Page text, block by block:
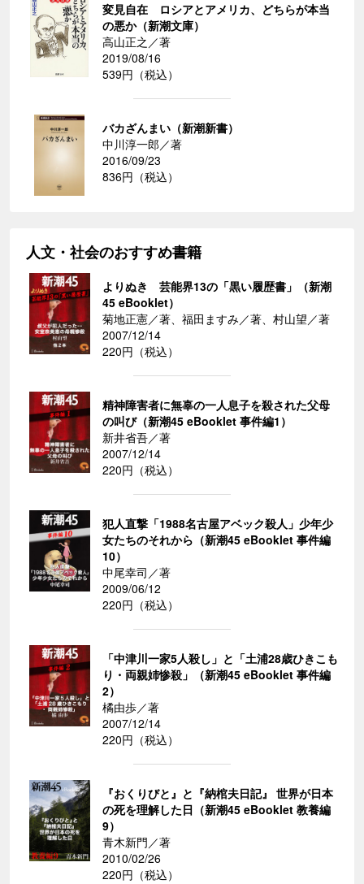
変見自在 ロシアとアメリカ、どちらが本当
の悪か（新潮文庫）
高山正之／著
2019/08/16
539円（税込）
バカざんまい（新潮新書）
中川淳一郎／著
2016/09/23
836円（税込）
人文・社会のおすすめ書籍
よりぬき 芸能界13の「黒い履歴書」（新潮
45 eBooklet）
菊地正憲／著、福田ますみ／著、村山望／著
2007/12/14
220円（税込）
精神障害者に無辜の一人息子を殺された父母
の叫び（新潮45 eBooklet 事件編1）
新井省吾／著
2007/12/14
220円（税込）
犯人直撃「1988名古屋アベック殺人」少年少
女たちのそれから（新潮45 eBooklet 事件編
10）
中尾幸司／著
2009/06/12
220円（税込）
「中津川一家5人殺し」と「土浦28歳ひきこも
り・両親姉惨殺」（新潮45 eBooklet 事件編
2）
橘由歩／著
2007/12/14
220円（税込）
『おくりびと』と『納棺夫日記』 世界が日本
の死を理解した日（新潮45 eBooklet 教養編
9）
青木新門／著
2010/02/26
220円（税込）